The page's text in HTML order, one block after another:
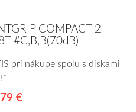
COMPACT 2
#C,B,B(70dB)
pri nákupe spolu s diskami
!*
€